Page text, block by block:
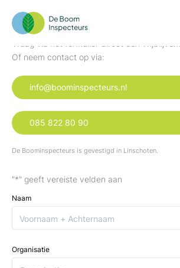
Offerte aanvragen
Of neem contact op via:
info@boominspecteurs.nl
085 822 80 90
De Boominspecteurs is gevestigd in Linschoten.
"*" geeft vereiste velden aan
Naam
Organisatie